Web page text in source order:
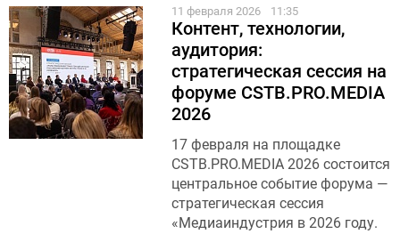
11 февраля 2026 11:35
Контент, технологии,
аудитория:
стратегическая сессия на
форуме CSTB.PRO.MEDIA
2026
17 февраля на площадке
CSTB.PRO.MEDIA 2026 состоится
центральное событие форума —
стратегическая сессия
«Медиаиндустрия в 2026 году.